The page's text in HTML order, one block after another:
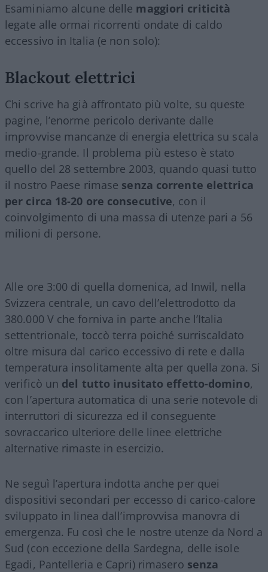
Esaminiamo alcune delle maggiori criticità
legate alle ormai ricorrenti ondate di caldo
eccessivo in Italia (e non solo):
Blackout elettrici
Chi scrive ha già affrontato più volte, su queste
pagine, l’enorme pericolo derivante dalle
improvvise mancanze di energia elettrica su scala
medio-grande. Il problema più esteso è stato
quello del 28 settembre 2003, quando quasi tutto
il nostro Paese rimase senza corrente elettrica
per circa 18-20 ore consecutive, con il
coinvolgimento di una massa di utenze pari a 56
milioni di persone.
Alle ore 3:00 di quella domenica, ad Inwil, nella
Svizzera centrale, un cavo dell’elettrodotto da
380.000 V che forniva in parte anche l’Italia
settentrionale, toccò terra poiché surriscaldato
oltre misura dal carico eccessivo di rete e dalla
temperatura insolitamente alta per quella zona. Si
verificò un del tutto inusitato effetto-domino,
con l’apertura automatica di una serie notevole di
interruttori di sicurezza ed il conseguente
sovraccarico ulteriore delle linee elettriche
alternative rimaste in esercizio.
Ne seguì l’apertura indotta anche per quei
dispositivi secondari per eccesso di carico-calore
sviluppato in linea dall’improvvisa manovra di
emergenza. Fu così che le nostre utenze da Nord a
Sud (con eccezione della Sardegna, delle isole
Egadi, Pantelleria e Capri) rimasero senza